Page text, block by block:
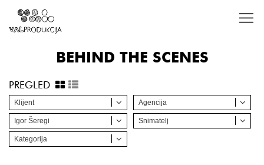
BEHIND THE SCENES
PREGLED
Klijent Agencija
Igor Šeregi Snimatelj
Kategorija